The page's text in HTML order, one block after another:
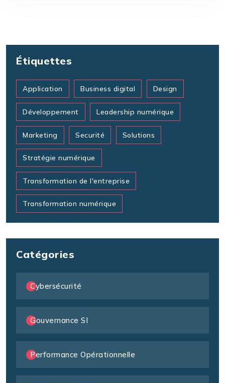
Étiquettes
Application Business digital Design
Développement Leadership numérique
Marketing Securité Solutions
Stratégie numérique
Transformation de l'entreprise
Transformation numérique
Catégories
Cybersécurité
Gouvernance SI
Performance Opérationnelle